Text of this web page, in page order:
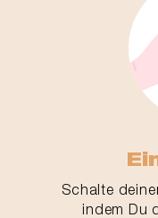
Schalte
indem Du